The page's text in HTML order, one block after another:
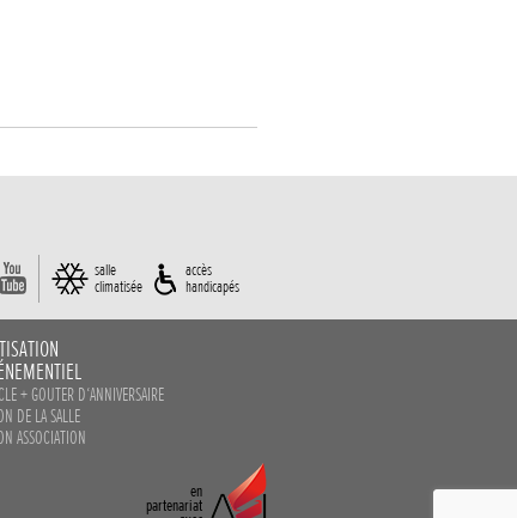
salle
climatisée
accès
handicapés
+ GOUTER D‘ANNIVERSAIRE
DE LA SALLE
ASSOCIATION
en
partenariat